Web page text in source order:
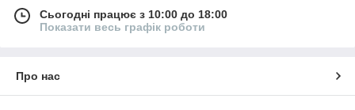
Сьогодні працює з 10:00 до 18:00
Показати весь графік роботи
Про нас